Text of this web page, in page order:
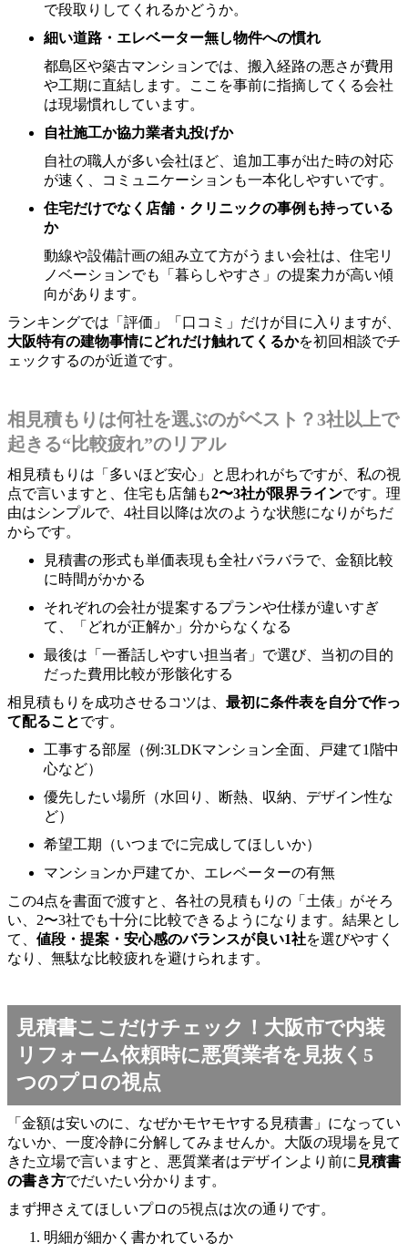
で段取りしてくれるかどうか。
細い道路・エレベーター無し物件への慣れ
都島区や築古マンションでは、搬入経路の悪さが費用
や工期に直結します。ここを事前に指摘してくる会社
は現場慣れしています。
自社施工か協力業者丸投げか
自社の職人が多い会社ほど、追加工事が出た時の対応
が速く、コミュニケーションも一本化しやすいです。
住宅だけでなく店舗・クリニックの事例も持っている
か
動線や設備計画の組み立て方がうまい会社は、住宅リ
ノベーションでも「暮らしやすさ」の提案力が高い傾
向があります。
ランキングでは「評価」「口コミ」だけが目に入りますが、
大阪特有の建物事情にどれだけ触れてくるかを初回相談でチ
ェックするのが近道です。
相見積もりは何社を選ぶのがベスト？3社以上で
起きる“比較疲れ”のリアル
相見積もりは「多いほど安心」と思われがちですが、私の視
点で言いますと、住宅も店舗も2〜3社が限界ラインです。理
由はシンプルで、4社目以降は次のような状態になりがちだ
からです。
見積書の形式も単価表現も全社バラバラで、金額比較
に時間がかかる
それぞれの会社が提案するプランや仕様が違いすぎ
て、「どれが正解か」分からなくなる
最後は「一番話しやすい担当者」で選び、当初の目的
だった費用比較が形骸化する
相見積もりを成功させるコツは、 最初に条件表を自分で作っ
て配ることです。
工事する部屋（例:3LDKマンション全面、戸建て1階中
心など）
優先したい場所（水回り、断熱、収納、デザイン性な
ど）
希望工期（いつまでに完成してほしいか）
マンションか戸建てか、エレベーターの有無
この4点を書面で渡すと、各社の見積もりの「土俵」がそろ
い、2〜3社でも十分に比較できるようになります。結果とし
て、 値段・提案・安心感のバランスが良い1社を選びやすく
なり、無駄な比較疲れを避けられます。
見積書ここだけチェック！大阪市で内装
リフォーム依頼時に悪質業者を見抜く5
つのプロの視点
「金額は安いのに、なぜかモヤモヤする見積書」になってい
ないか、一度冷静に分解してみませんか。大阪の現場を見て
きた立場で言いますと、悪質業者はデザインより前に 見積書
の書き方でだいたい分かります。
まず押さえてほしいプロの5視点は次の通りです。
明細が細かく書かれているか